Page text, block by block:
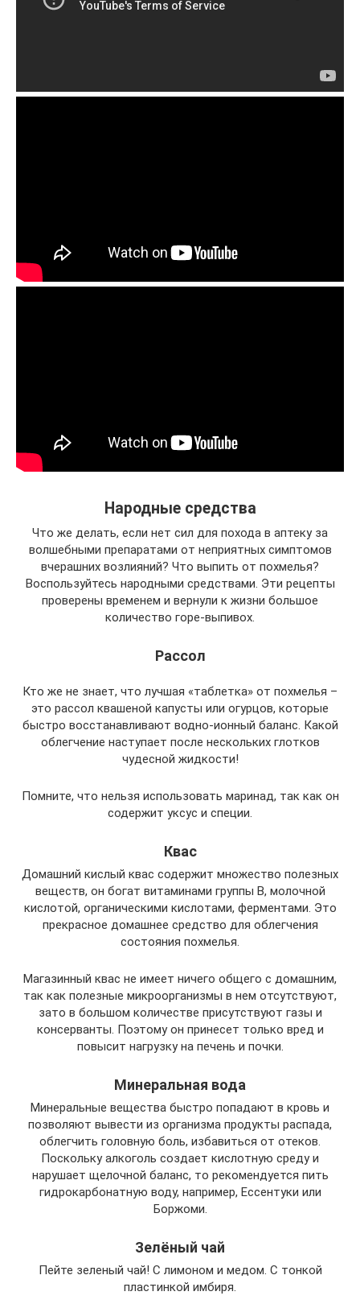
Народные средства
Что же делать, если нет сил для похода в аптеку за
волшебными препаратами от неприятных симптомов
вчерашних возлияний? Что выпить от похмелья?
Воспользуйтесь народными средствами. Эти рецепты
проверены временем и вернули к жизни большое
количество горе-выпивох.
Рассол
Кто же не знает, что лучшая «таблетка» от похмелья –
это рассол квашеной капусты или огурцов, которые
быстро восстанавливают водно-ионный баланс. Какой
облегчение наступает после нескольких глотков
чудесной жидкости!
Помните, что нельзя использовать маринад, так как он
содержит уксус и специи.
Квас
Домашний кислый квас содержит множество полезных
веществ, он богат витаминами группы В, молочной
кислотой, органическими кислотами, ферментами. Это
прекрасное домашнее средство для облегчения
состояния похмелья.
Магазинный квас не имеет ничего общего с домашним,
так как полезные микроорганизмы в нем отсутствуют,
зато в большом количестве присутствуют газы и
консерванты. Поэтому он принесет только вред и
повысит нагрузку на печень и почки.
Минеральная вода
Минеральные вещества быстро попадают в кровь и
позволяют вывести из организма продукты распада,
облегчить головную боль, избавиться от отеков.
Поскольку алкоголь создает кислотную среду и
нарушает щелочной баланс, то рекомендуется пить
гидрокарбонатную воду, например, Ессентуки или
Боржоми.
Зелёный чай
Пейте зеленый чай! С лимоном и медом. С тонкой
пластинкой имбиря.